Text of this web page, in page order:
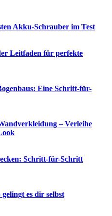
Akku-Schrauber im Test
Leitfaden für perfekte
Eine Schritt-für-
– Verleihe
Schritt-für-Schritt
es dir selbst